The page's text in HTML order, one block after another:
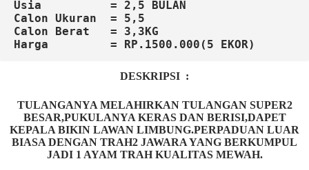
Usia          = 2,5 BULAN
Calon Ukuran  = 5,5
Calon Berat   = 3,3KG
DESKRIPSI :
TULANGANYA MELAHIRKAN TULANGAN SUPER2
BESAR,PUKULANYA KERAS DAN BERISI,DAPET
KEPALA BIKIN LAWAN LIMBUNG.PERPADUAN LUAR
BIASA DENGAN TRAH2 JAWARA YANG BERKUMPUL
JADI 1 AYAM TRAH KUALITAS MEWAH.